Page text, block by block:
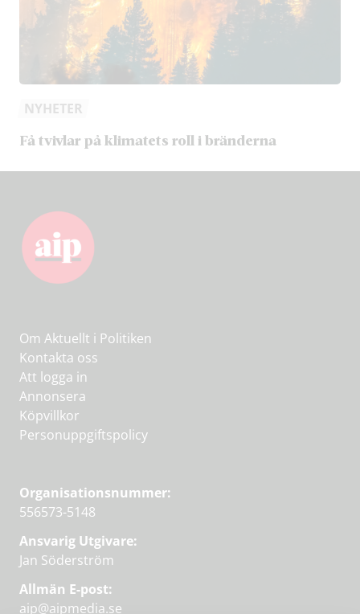
NYHETER
Få tvivlar på klimatets roll i bränderna
Om Aktuellt i Politiken
Kontakta oss
Att logga in
Annonsera
Köpvillkor
Personuppgiftspolicy
Organisationsnummer:
556573-5148
Ansvarig Utgivare:
Jan Söderström
Allmän E-post:
aip@aipmedia.se